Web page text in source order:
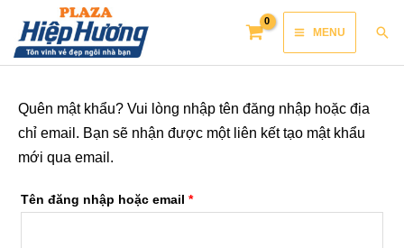
content
Main
Menu
MENU
Quên mật khẩu? Vui lòng nhập tên đăng nhập hoặc địa
chỉ email. Bạn sẽ nhận được một liên kết tạo mật khẩu
mới qua email.
Tên đăng nhập hoặc email *
buộc